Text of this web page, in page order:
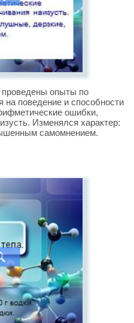
опыты по
на поведение и способности
ошибки,
Изменялся характер:
самомнением.